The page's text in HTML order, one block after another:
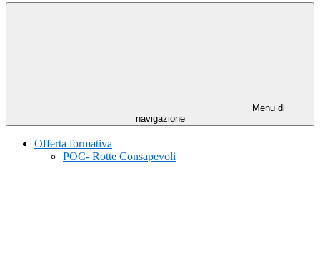
Menu di
navigazione
Offerta formativa
POC- Rotte Consapevoli